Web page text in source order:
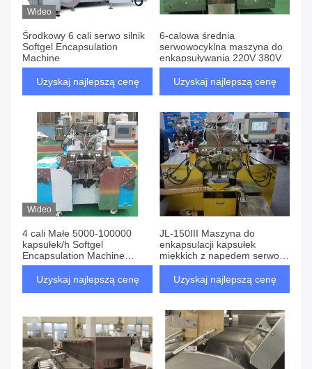
Wideo
Środkowy 6 cali serwo silnik
Softgel Encapsulation
Machine
Uzyskaj najlepszą cenę
6-calowa średnia
serwowocyklna maszyna do
enkapsuływania 220V 380V
Uzyskaj najlepszą cenę
Wideo
4 cali Małe 5000-100000
kapsułek/h Softgel
Encapsulation Machine
1400*800*1500mm Czas
pracy 7 dni i 24 godziny
Uzyskaj najlepszą cenę
JL-150III Maszyna do
enkapsulacji kapsułek
miękkich z napędem serwo i
inteligentnym sterowaniem,
56 700 kapsułek/godzinę i
dokładność napełniania
Uzyskaj najlepszą cenę